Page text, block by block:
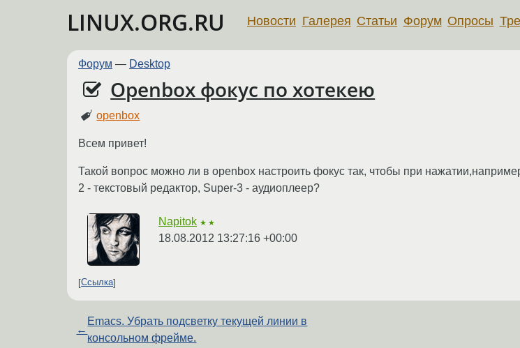
LINUX.ORG.RU Новости Галерея Статьи Форум Опросы
Форум — Desktop
Openbox фокус по хотекею
openbox
Всем привет!
Такой вопрос можно ли в openbox настроить фокус так, чтобы при
2 - текстовый редактор, Super-3 - аудиоплеер?
Napitok ★★
18.08.2012 13:27:16 +00:00
Ссылка
←
Emacs. Убрать подсветку текущей линии в
консольном фрейме.